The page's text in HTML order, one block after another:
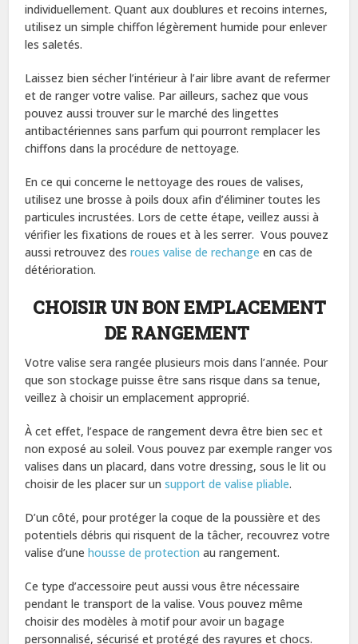
individuellement. Quant aux doublures et recoins internes,
utilisez un simple chiffon légèrement humide pour enlever
les saletés.
Laissez bien sécher l’intérieur à l’air libre avant de refermer
et de ranger votre valise. Par ailleurs, sachez que vous
pouvez aussi trouver sur le marché des lingettes
antibactériennes sans parfum qui pourront remplacer les
chiffons dans la procédure de nettoyage.
En ce qui concerne le nettoyage des roues de valises,
utilisez une brosse à poils doux afin d’éliminer toutes les
particules incrustées. Lors de cette étape, veillez aussi à
vérifier les fixations de roues et à les serrer. Vous pouvez
aussi retrouvez des roues valise de rechange en cas de
détérioration.
CHOISIR UN BON EMPLACEMENT
DE RANGEMENT
Votre valise sera rangée plusieurs mois dans l’année. Pour
que son stockage puisse être sans risque dans sa tenue,
veillez à choisir un emplacement approprié.
À cet effet, l’espace de rangement devra être bien sec et
non exposé au soleil. Vous pouvez par exemple ranger vos
valises dans un placard, dans votre dressing, sous le lit ou
choisir de les placer sur unsupport de valise pliable.
D’un côté, pour protéger la coque de la poussière et des
potentiels débris qui risquent de la tâcher, recouvrez votre
valise d’unehousse de protection au rangement.
Ce type d’accessoire peut aussi vous être nécessaire
pendant le transport de la valise. Vous pouvez même
choisir des modèles à motif pour avoir un bagage
personnalisé, sécurisé et protégé des rayures et chocs.